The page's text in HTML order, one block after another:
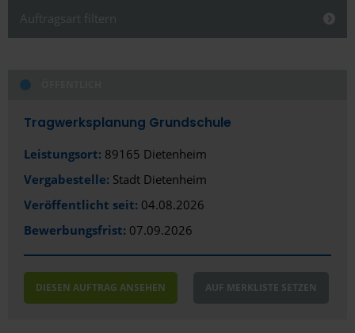
Alles anzeigen
Stadt
Biberach an der Riß
Bundesland
Auftragsart filtern
Alles anzeigen
Öffentlich
Privat/Gewerblich
Tragwerksplanung Grundschule
Leistungsort: 89165 Dietenheim
Vergabestelle: Stadt Dietenheim
Veröffentlicht seit: 04.08.2026
Bewerbungsfrist: 07.09.2026
DIESEN AUFTRAG ANSEHEN AUF MERKLISTE SETZEN